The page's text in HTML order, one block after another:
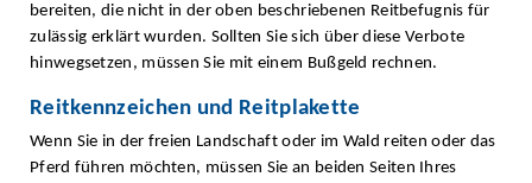
bereiten, die nicht in der oben beschriebenen Reitbefugnis für
zulässig erklärt wurden. Sollten Sie sich über diese Verbote
hinwegsetzen, müssen Sie mit einem Bußgeld rechnen.
Reitkennzeichen und Reitplakette
Wenn Sie in der freien Landschaft oder im Wald reiten oder das
Pferd führen möchten, müssen Sie an beiden Seiten Ihres